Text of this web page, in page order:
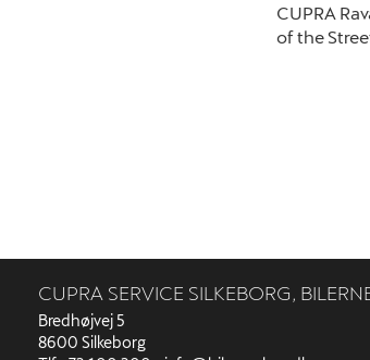
CUPRA
of the
CUPRA SERVICE SILKEBORG,
Bredhøjvej 5
8600 Silkeborg